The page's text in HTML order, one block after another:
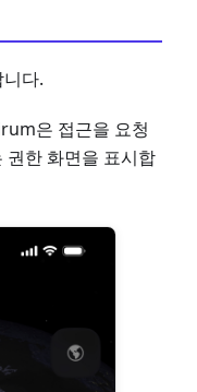
다.
은 접근을 요청
권한 화면을 표시합